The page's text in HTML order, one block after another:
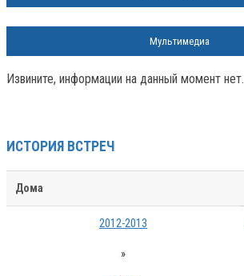
Мультимедиа
Извините, информации на данный момент нет.
ИСТОРИЯ ВСТРЕЧ
Дома
2012-2013
»